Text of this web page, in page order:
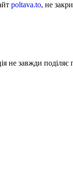
poltava.to, не
не завжди поділяє